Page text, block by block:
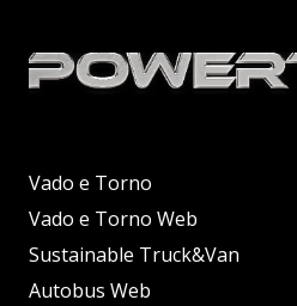
Vado e Torno
Vado e Torno Web
Sustainable Truck&Van
Autobus Web